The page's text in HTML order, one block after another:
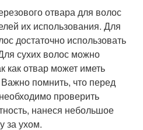
отвара для волос
их использования. Для
достаточно использовать
сухих волос можно
как отвар может иметь
помнить, что перед
проверить
нанеся небольшое
за ухом.